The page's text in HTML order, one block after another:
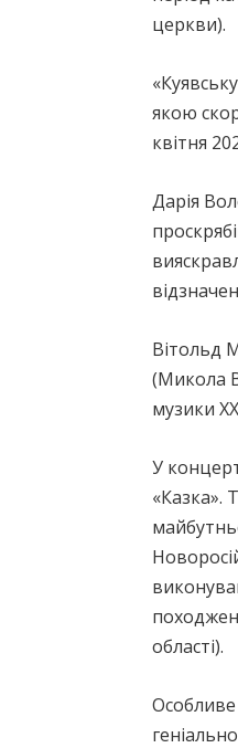
церкви).
якою
квітня
Дарія
Вітольд
(Микола
музики
У
«Казка».
області).
Особливе